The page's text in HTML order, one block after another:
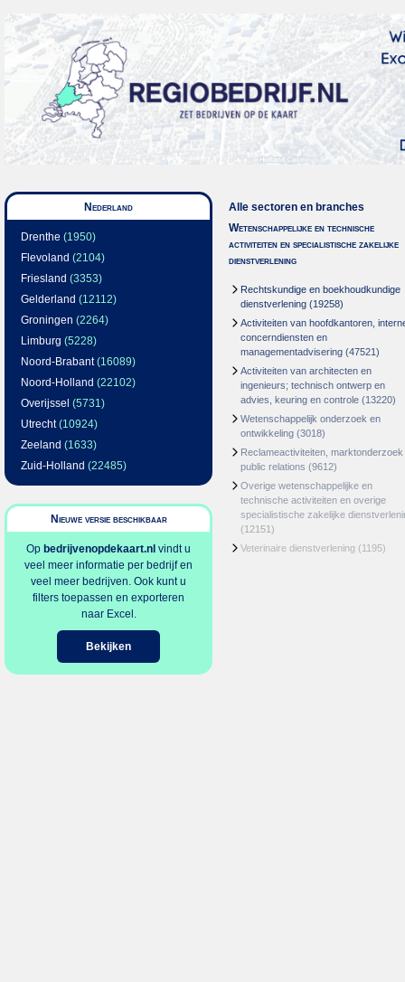
Nederland
Drenthe (1950)
Flevoland (2104)
Friesland (3353)
Gelderland (12112)
Groningen (2264)
Limburg (5228)
Noord-Brabant(16089)
Noord-Holland (22102)
Overijssel (5731)
Utrecht(10924)
Zeeland (1633)
Zuid-Holland (22485)
Nieuwe versie beschikbaar
Op bedrijvenopdekaart.nl vindt u
veel meer informatie per bedrijf en
veel meer bedrijven. Ook kunt u
filters toepassen en exporteren
naar Excel.
Bekijken
Alle sectoren en branches
Wetenschappelijke en technische
activiteiten en specialistische zakelijke
dienstverlening
Rechtskundige en boekhoudkundige
dienstverlening (19258)
Activiteiten van hoofdkantoren,
concerndiensten en
managementadvisering (47521)
Activiteiten van architecten en
ingenieurs; technisch ontwerp en
advies, keuring en controle (13220)
Wetenschappelijk onderzoek en
ontwikkeling (3018)
Reclameactiviteiten, marktonderzoek
public relations (9612)
Overige wetenschappelijke en
technische activiteiten en overige
specialistische zakelijke
(12151)
Veterinaire dienstverlening (1195)